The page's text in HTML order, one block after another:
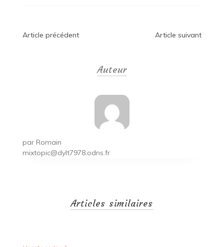
Navigation
Article précédent Article suivant
Auteur
par Romain
mixtopic@dylt7978.odns.fr
Articles similaires